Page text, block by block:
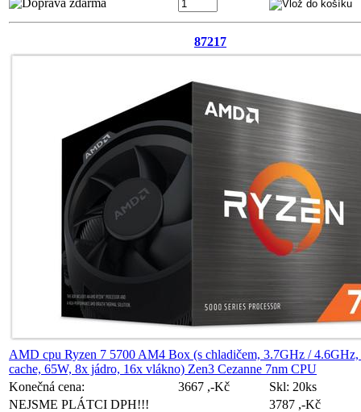
87217
AMD cpu Ryzen 7 5700 AM4 Box (s chladičem, 3.7GHz /
cache, 65W, 8x jádro, 16x vlákno) Zen3 Cezanne 7nm CPU
Konečná cena:
3667 ,-Kč Skl: 20ks
NEJSME PLÁTCI DPH!!!
3787 ,-Kč